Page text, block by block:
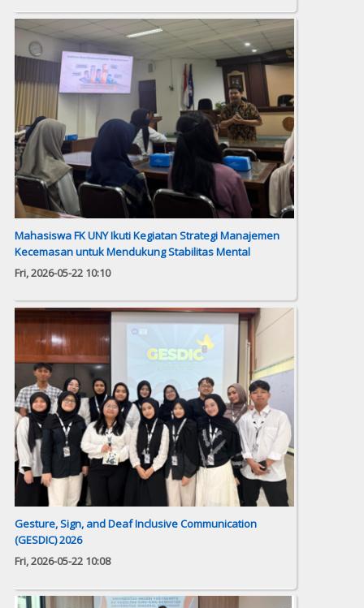
Mahasiswa FK UNY Ikuti Kegiatan Strategi Manajemen
Kecemasan untuk Mendukung Stabilitas Mental
Fri, 2026-05-22 10:10
Gesture, Sign, and Deaf Inclusive Communication
(GESDIC) 2026
Fri, 2026-05-22 10:08